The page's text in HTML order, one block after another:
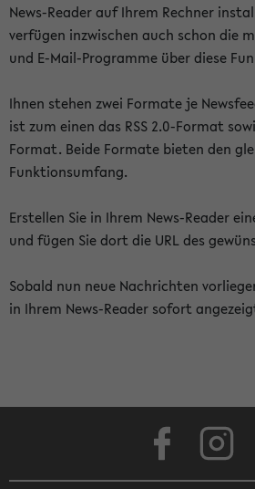
News-Reader auf Ihrem Rechner
verfügen inzwischen auch schon die
und E-Mail-Programme über diese
Ihnen stehen zwei Formate je
ist zum einen das RSS 2.0-Format
Format. Beide Formate bieten den
Funktionsumfang.
Erstellen Sie in Ihrem News-Reader
und fügen Sie dort die URL des
Sobald nun neue Nachrichten
in Ihrem News-Reader sofort